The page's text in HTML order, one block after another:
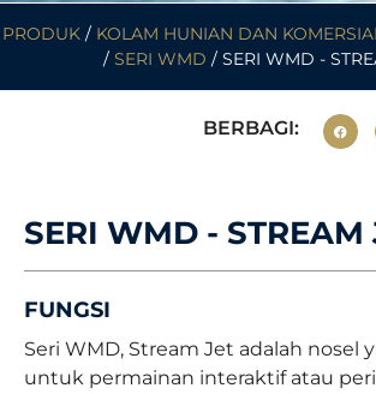
PRODUK / KOLAM HUNIAN DAN
/ SERI WMD / SERI WMD -
BERBAGI:
SERI WMD - STREAM
FUNGSI
Seri WMD, Stream Jet adalah nosel
untuk permainan interaktif atau